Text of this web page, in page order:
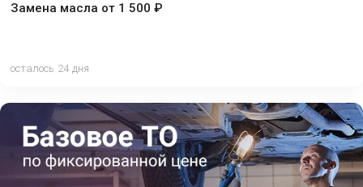
Замена масла от 1 500 ₽
осталось 24 дня